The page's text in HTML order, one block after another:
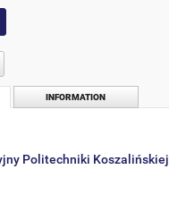
INFORMATION
Politechniki Koszalińskiej